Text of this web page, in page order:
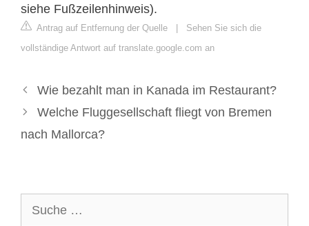
siehe Fußzeilenhinweis).
Antrag auf Entfernung der Quelle | Sehen Sie sich die
vollständige Antwort auf translate.google.com an
Wie bezahlt man in Kanada im Restaurant?
Welche Fluggesellschaft fliegt von Bremen
nach Mallorca?
nach: